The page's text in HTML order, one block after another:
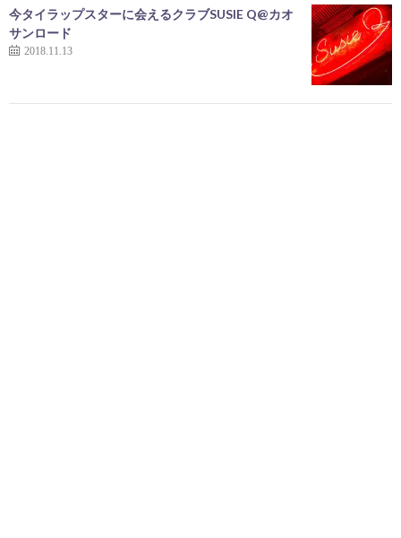
今タイラップスターに会えるクラブSUSIE Q@カオ
サンロード
2018.11.13